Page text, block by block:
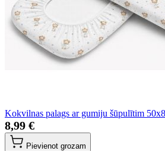
Kokvilnas palags ar gumiju šūpulītim
8,99 €
Pievienot grozam